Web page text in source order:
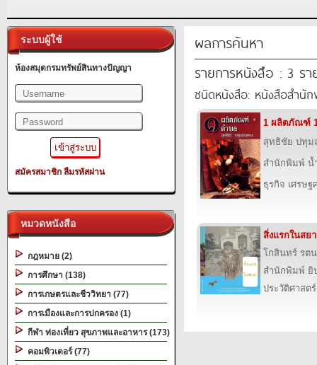
ระบบผู้ใช้
ห้องสมุดกรมทรัพย์สินทางปัญญา
สมัครสมาชิก ลืมรหัสผ่าน
หมวดหนังสือ
กฎหมาย (2)
การศึกษา (138)
การเกษตรและชีววิทยา (77)
การเมืองและการปกครอง (1)
กีฬา ท่องเที่ยว สุขภาพและอาหาร (173)
คอมพิวเตอร์ (77)
ผลการค้นหา
รายการหนังสือ : 3 รา
ชนิดหนังสือ: หนังสือสำนั
1 ผลิตภัณฑ์
สุทธิชัย ปทุม
สำนักพิมพ์ น้
ธุรกิจ เศรษฐ
สิ่งแรกในสย
โกสินทร์ รตน
สำนักพิมพ์ ยิ
ประวัติศาสต